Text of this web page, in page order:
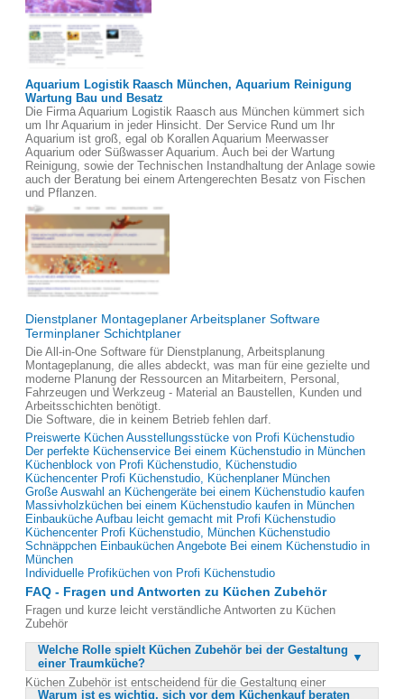
Aquarium Logistik Raasch München, Aquarium Reinigung
Wartung Bau und Besatz
Die Firma Aquarium Logistik Raasch aus München kümmert sich
um Ihr Aquarium in jeder Hinsicht. Der Service Rund um Ihr
Aquarium ist groß, egal ob Korallen Aquarium Meerwasser
Aquarium oder Süßwasser Aquarium. Auch bei der Wartung
Reinigung, sowie der Technischen Instandhaltung der Anlage sowie
auch der Beratung bei einem Artengerechten Besatz von Fischen
und Pflanzen.
Dienstplaner Montageplaner Arbeitsplaner Software
Terminplaner Schichtplaner
Die All-in-One Software für Dienstplanung, Arbeitsplanung
Montageplanung, die alles abdeckt, was man für eine gezielte und
moderne Planung der Ressourcen an Mitarbeitern, Personal,
Fahrzeugen und Werkzeug - Material an Baustellen, Kunden und
Arbeitsschichten benötigt.
Die Software, die in keinem Betrieb fehlen darf.
Preiswerte Küchen Ausstellungsstücke von Profi Küchenstudio
Der perfekte Küchenservice Bei einem Küchenstudio in München
Küchenblock von Profi Küchenstudio, Küchenstudio
Küchencenter Profi Küchenstudio, Küchenplaner München
Große Auswahl an Küchengeräte bei einem Küchenstudio kaufen
Massivholzküchen bei einem Küchenstudio kaufen in München
Einbauküche Aufbau leicht gemacht mit Profi Küchenstudio
Küchencenter Profi Küchenstudio, München Küchenstudio
Schnäppchen Einbauküchen Angebote Bei einem Küchenstudio in
München
Individuelle Profiküchen von Profi Küchenstudio
FAQ - Fragen und Antworten zu Küchen Zubehör
Fragen und kurze leicht verständliche Antworten zu Küchen
Zubehör
Welche Rolle spielt Küchen Zubehör bei der Gestaltung
einer Traumküche?
Küchen Zubehör ist entscheidend für die Gestaltung einer
Traumküche, da es nicht nur funktional, sondern auch dekorativ ist.
Warum ist es wichtig, sich vor dem Küchenkauf beraten